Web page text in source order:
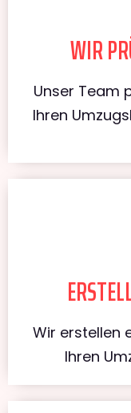
WIR
Unser Team
Ihren
Wir erstellen
Ihren